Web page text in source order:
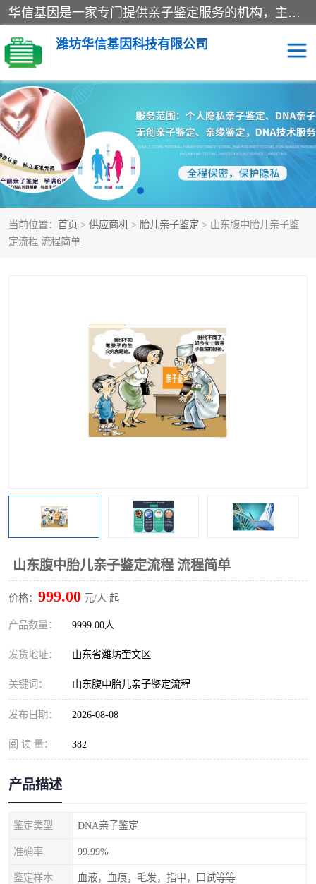
华信基因是一家专门提供亲子鉴定服务的机构，主要业务：济南亲子鉴定、临沂亲子鉴定、菏泽亲子鉴定、淄博亲子鉴定、青岛亲子鉴定、日照亲子鉴定、临朐亲子鉴定、寿光亲子鉴定等，联合广州、上海、北京、深圳、杭州、武汉、成都、合肥、贵阳、沈阳等地区有法医物证鉴定机构及基因检测公司，为国内外客户提供便捷的DNA鉴定服务。
潍坊华信基因科技有限公司
当前位置： 首页 > 供应商机 > 胎儿亲子鉴定 > 山东腹中胎儿亲子鉴
定流程 流程简单
山东腹中胎儿亲子鉴定流程 流程简单
价格： 999.00 元/人 起
产品数量： 9999.00人
发货地址： 山东省潍坊奎文区
关键词： 山东腹中胎儿亲子鉴定流程
发布日期： 2026-08-08
阅 读 量： 382
产品描述
鉴定类型 DNA亲子鉴定
准确率 99.99%
鉴定样本 血液，血痕，毛发，指甲，口试等等
亲子鉴定 DNA亲子鉴定
隐私亲子鉴定 无创亲子鉴定
孕期亲子鉴定